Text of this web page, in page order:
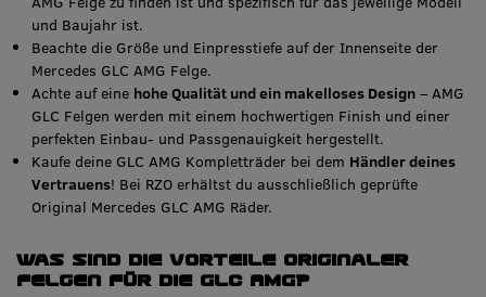
und Baujahr ist.
Beachte die Größe und Einpresstiefe auf der Innenseite der
Mercedes GLC AMG Felge.
Achte auf eine hohe Qualität und ein makelloses Design – AMG
GLC Felgen werden mit einem hochwertigen Finish und einer
perfekten Einbau- und Passgenauigkeit hergestellt.
Kaufe deine GLC AMG Kompletträder bei dem Händler deines
Vertrauens! Bei RZO erhältst du ausschließlich geprüfte
Original Mercedes GLC AMG Räder.
Was sind die Vorteile originaler
Felgen für die GLC AMG?